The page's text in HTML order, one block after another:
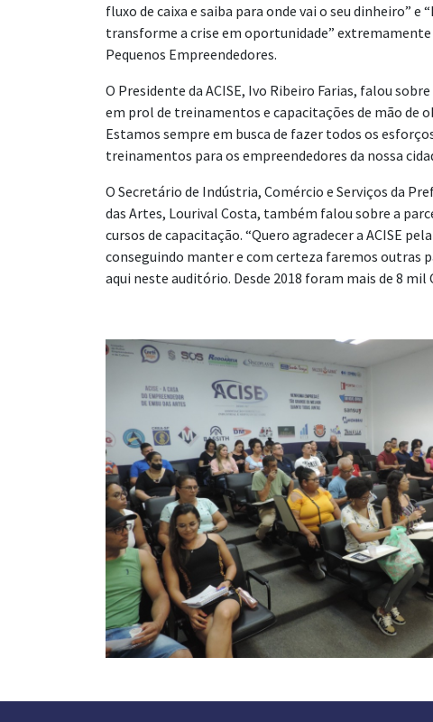
fluxo de caixa e saiba para onde vai o seu dinheiro” e
transforme a crise em oportunidade”
Pequenos Empreendedores.
O Presidente da ACISE, Ivo Ribeiro Farias, falou
em prol de treinamentos e capacitações de mão de
Estamos sempre em busca de fazer todos os
treinamentos para os empreendedores da nossa
O Secretário de Indústria, Comércio e Serviços da
das Artes, Lourival Costa, também falou sobre a
cursos de capacitação. “Quero agradecer a ACISE
conseguindo manter e com certeza faremos outras
aqui neste auditório. Desde 2018 foram mais de 8